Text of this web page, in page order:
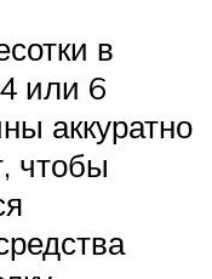
в
или 6
аккуратно
чтобы